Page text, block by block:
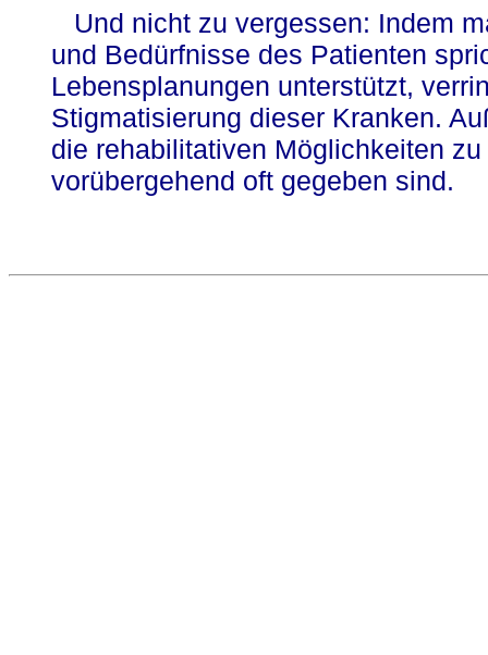
Und nicht zu vergessen: Indem
und Bedürfnisse des Patienten
Lebensplanungen unterstützt,
Stigmatisierung dieser Kranken.
die rehabilitativen Möglichkeiten
vorübergehend oft gegeben sind.